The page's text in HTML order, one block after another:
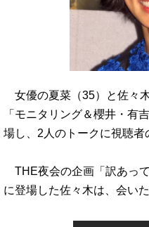
女優の夏菜（35）と佐々
「モニタリング＆櫻井・有
場し、2人のトークに視聴者
THE夜会の企画「訳あっ
に登場した佐々木は、会い